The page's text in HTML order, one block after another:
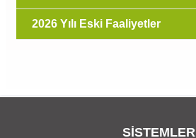
2026 Yılı Eski Faaliyetler
SİSTEMLER